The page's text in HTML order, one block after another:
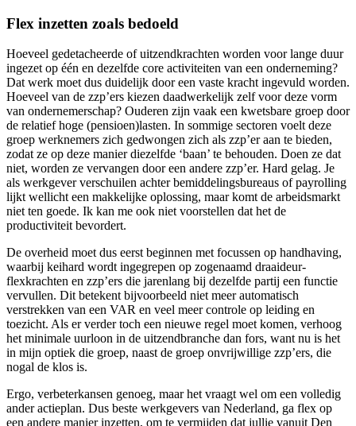
Flex inzetten zoals bedoeld
Hoeveel gedetacheerde of uitzendkrachten worden voor lange duur
ingezet op één en dezelfde core activiteiten van een onderneming?
Dat werk moet dus duidelijk door een vaste kracht ingevuld worden.
Hoeveel van de zzp’ers kiezen daadwerkelijk zelf voor deze vorm
van ondernemerschap? Ouderen zijn vaak een kwetsbare groep door
de relatief hoge (pensioen)lasten. In sommige sectoren voelt deze
groep werknemers zich gedwongen zich als zzp’er aan te bieden,
zodat ze op deze manier diezelfde ‘baan’ te behouden. Doen ze dat
niet, worden ze vervangen door een andere zzp’er. Hard gelag. Je
als werkgever verschuilen achter bemiddelingsbureaus of payrolling
lijkt wellicht een makkelijke oplossing, maar komt de arbeidsmarkt
niet ten goede. Ik kan me ook niet voorstellen dat het de
productiviteit bevordert.
De overheid moet dus eerst beginnen met focussen op handhaving,
waarbij keihard wordt ingegrepen op zogenaamd draaideur-
flexkrachten en zzp’ers die jarenlang bij dezelfde partij een functie
vervullen. Dit betekent bijvoorbeeld niet meer automatisch
verstrekken van een VAR en veel meer controle op leiding en
toezicht. Als er verder toch een nieuwe regel moet komen, verhoog
het minimale uurloon in de uitzendbranche dan fors, want nu is het
in mijn optiek die groep, naast de groep onvrijwillige zzp’ers, die
nogal de klos is.
Ergo, verbeterkansen genoeg, maar het vraagt wel om een volledig
ander actieplan. Dus beste werkgevers van Nederland, ga flex op
een andere manier inzetten, om te vermijden dat jullie vanuit Den